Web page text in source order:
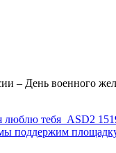
– День военного
люблю тебя ASD2
поддержим